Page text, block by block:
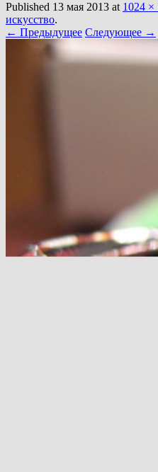
Published 13 мая 2013 at 1024 ×
искусство.
← Предыдущее Следующее →